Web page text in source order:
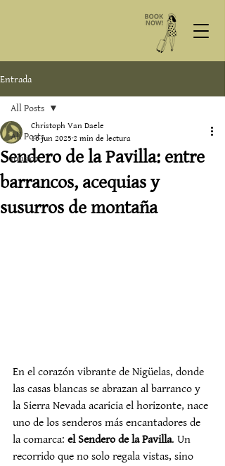
Entrada
All Posts
musica
All Posts
Sendero de la Pavilla: entre
barrancos, acequias y
susurros de montaña
Christoph Van Daele
16 jun 2025 2 min de lectura
En el corazón vibrante de Nigüelas, donde
las casas blancas se abrazan al barranco y
la Sierra Nevada acaricia el horizonte, nace
uno de los senderos más encantadores de
la comarca: el Sendero de la Pavilla. Un
recorrido que no solo regala vistas, sino